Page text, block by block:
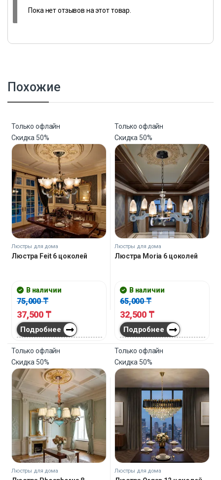
Пока нет отзывов на этот товар.
Похожие
Только офлайн
Скидка 50%
Люстры для дома
Люстра Feit 6 цоколей
В наличии
75,000₸
37,500 ₸
Подробнее
Только офлайн
Скидка 50%
Люстры для дома
Люстра Moria 6 цоколей
В наличии
65,000₸
32,500 ₸
Подробнее
Только офлайн
Скидка 50%
Люстры для дома
Только офлайн
Скидка 50%
Люстры для дома